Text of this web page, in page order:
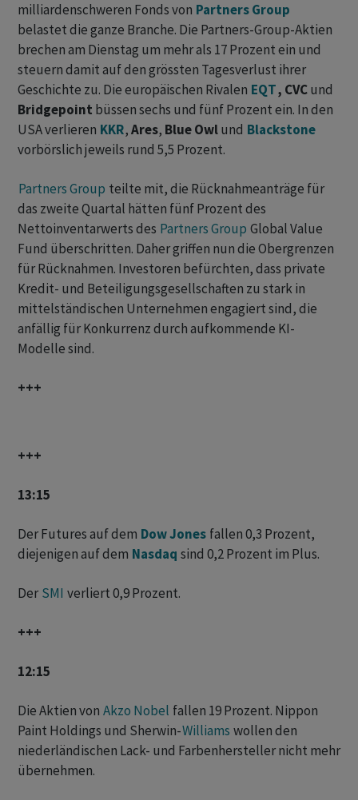
milliardenschweren Fonds von Partners Group
belastet die ganze Branche. Die Partners-Group-Aktien
brechen ‌am Dienstag um mehr als 17 Prozent ein und
steuern damit auf den grössten Tagesverlust ihrer
Geschichte zu. ⁠Die europäischen Rivalen EQT, CVCund
Bridgepoint büssen sechs und fünf Prozent ein. In den
USA verlieren KKR,Ares, Blue Owlund Blackstone
vorbörslich ‌jeweils rund 5,5 Prozent.
Partners Group teilte mit, die Rücknahmeanträge für
das zweite Quartal ‌hätten fünf Prozent des
Nettoinventarwerts des Partners Group Global Value ​
Fund überschritten. Daher griffen nun die Obergrenzen
für Rücknahmen. Investoren befürchten, dass private
Kredit- und Beteiligungsgesellschaften zu stark in
mittelständischen Unternehmen engagiert sind, die
anfällig für Konkurrenz durch aufkommende KI-
Modelle sind.
+++
+++
13:15
Der Futures auf dem Dow Jones fallen 0,3 Prozent,
diejenigen auf dem Nasdaq sind 0,2 Prozent im Plus.
Der SMI verliert 0,9 Prozent.
+++
12:15
Die Aktien von Akzo Nobel fallen 19 Prozent. Nippon
Paint Holdings und Sherwin-Williams wollen den
niederländischen Lack- und Farbenhersteller nicht mehr
übernehmen.